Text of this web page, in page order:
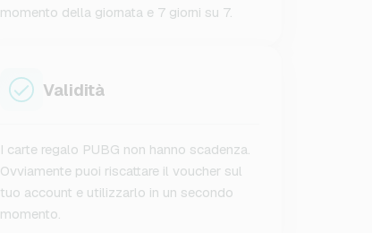
momento della giornata e 7 giorni su 7.
Validità
I carte regalo PUBG non hanno scadenza.
Ovviamente puoi riscattare il voucher sul
tuo account e utilizzarlo in un secondo
momento.